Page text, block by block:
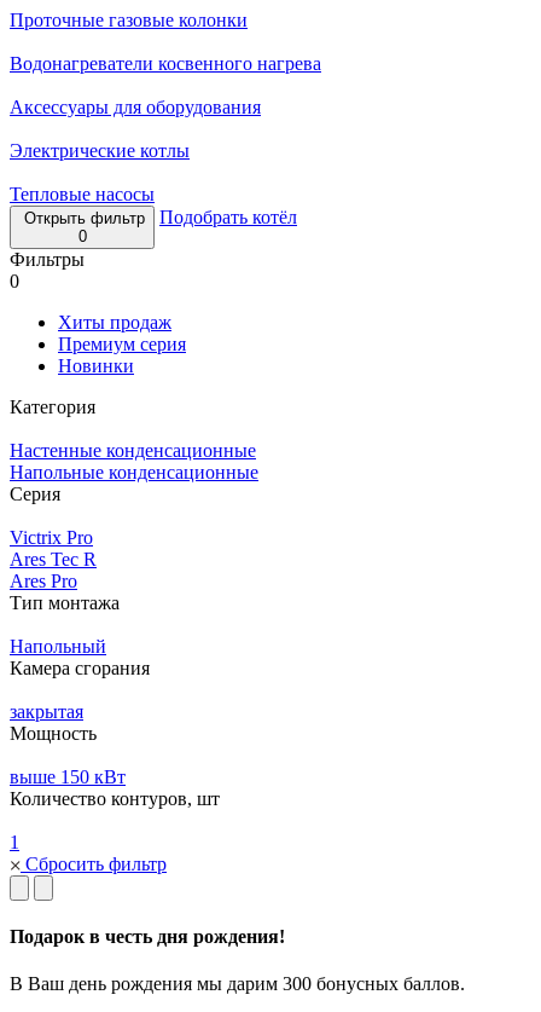
Проточные газовые колонки
Водонагреватели косвенного нагрева
Аксессуары для оборудования
Электрические котлы
Тепловые насосы
Открыть фильтр
0
Подобрать котёл
Фильтры
0
Хиты продаж
Премиум серия
Новинки
Категория
Настенные конденсационные
Напольные конденсационные
Серия
Victrix Pro
Ares Tec R
Ares Pro
Тип монтажа
Напольный
Камера сгорания
закрытая
Мощность
выше 150 кВт
Количество контуров, шт
1
Сбросить фильтр
Подарок в честь дня рождения!
В Ваш день рождения мы дарим 300 бонусных баллов.